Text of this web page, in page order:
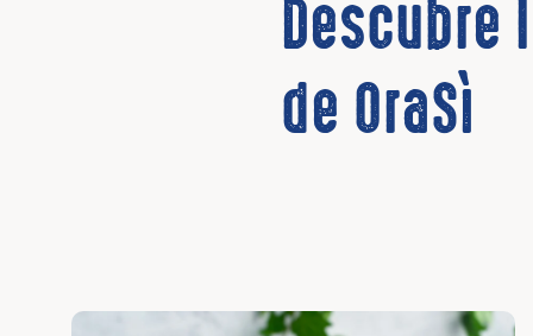
Descubre
de OraSì
Descubrir